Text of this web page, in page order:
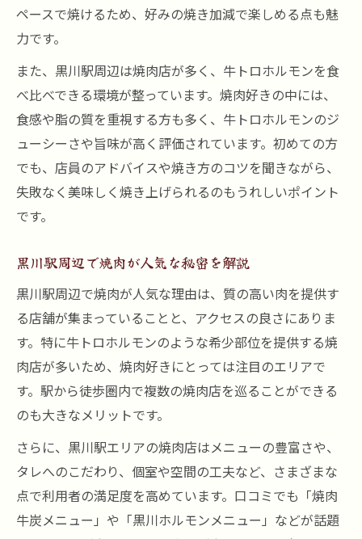
ペースで焼けるため、好みの焼き加減で楽しめる点も魅
力です。
また、黒川駅周辺は焼肉店が多く、牛トロホルモンを食
べ比べできる環境が整っています。焼肉好きの中には、
食感や脂の質を重視する方も多く、牛トロホルモンのジ
ューシーさや旨味が高く評価されています。初めての方
でも、店員のアドバイスや焼き方のコツを聞きながら、
失敗なく美味しく焼き上げられるのもうれしいポイント
です。
黒川駅周辺で焼肉が人気な秘密を解説
黒川駅周辺で焼肉が人気な理由は、質の高い肉を提供す
る店舗が集まっていることと、アクセスの良さにありま
す。特に牛トロホルモンのような希少部位を提供する焼
肉店が多いため、焼肉好きにとっては注目のエリアで
す。駅から徒歩圏内で複数の焼肉店を巡ることができる
のも大きなメリットです。
さらに、黒川駅エリアの焼肉店はメニューの豊富さや、
タレへのこだわり、個室や空間の工夫など、さまざまな
点で利用者の満足度を高めています。口コミでも「焼肉
牛炭メニュー」や「黒川ホルモンメニュー」などが話題